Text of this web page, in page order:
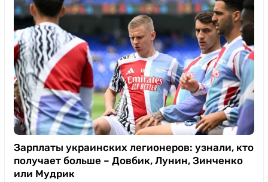
Зарплаты украинских легионеров: узнали, кто
получает больше – Довбик, Лунин, Зинченко
или Мудрик